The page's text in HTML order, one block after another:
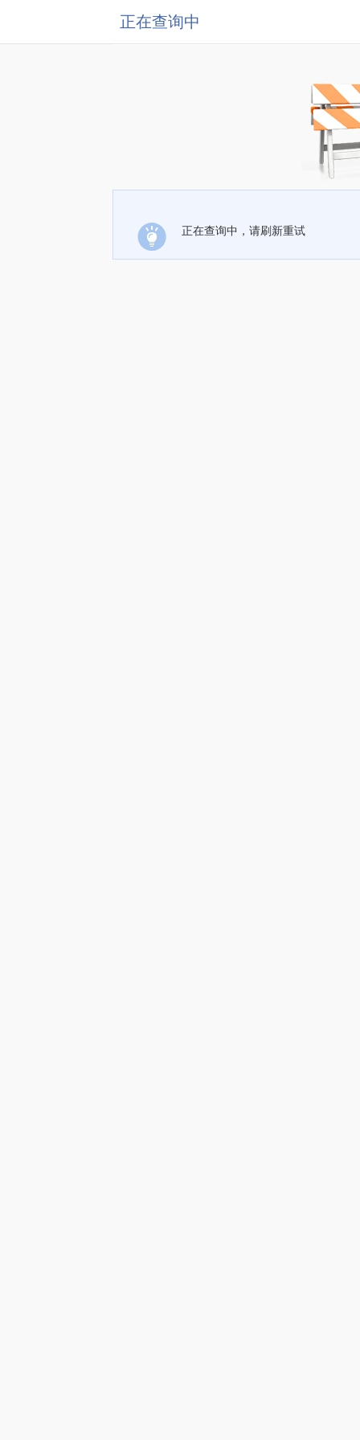
正在查询中
正在查询中，请刷新重试